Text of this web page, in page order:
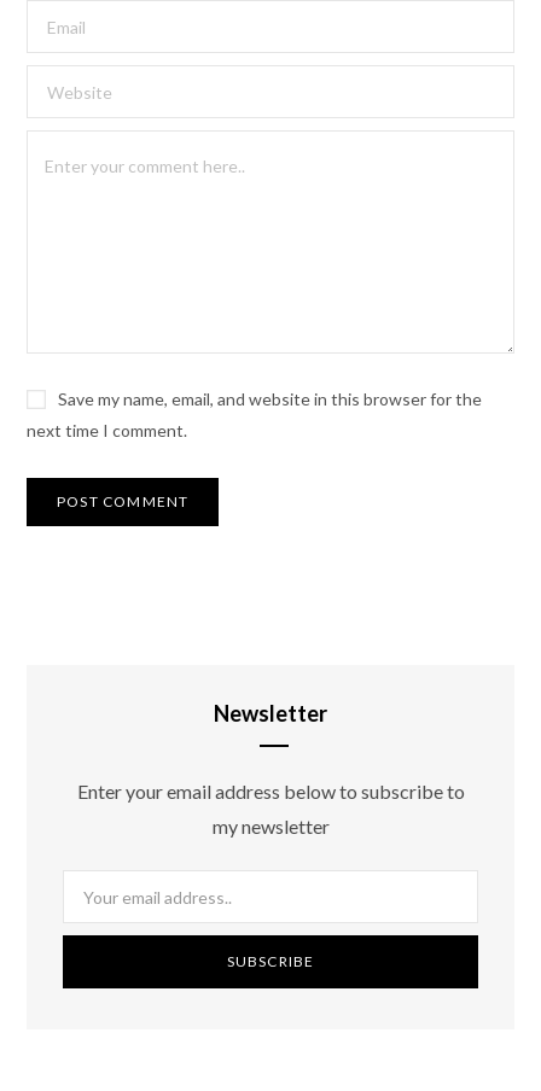
Save my name, email, and website in this browser for the
next time I comment.
Newsletter
Enter your email address below to subscribe to
my newsletter